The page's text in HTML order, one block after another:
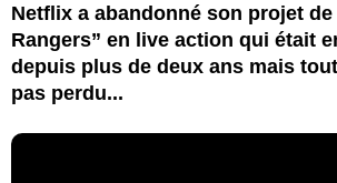
Netflix a abandonné son projet de
Rangers” en live action qui était
depuis plus de deux ans mais
pas perdu...